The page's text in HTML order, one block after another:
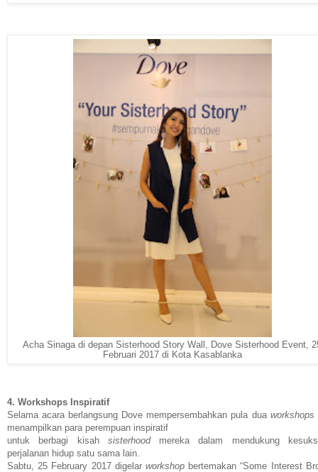
Acha Sinaga di depan Sisterhood Story Wall, Dove Sisterhood Event,
Februari 2017 di Kota Kasablanka
4. Workshops Inspiratif
Selama acara berlangsung Dove mempersembahkan pula dua workshops
menampilkan para perempuan inspiratif
untuk berbagi kisah sisterhood mereka dalam mendukung
perjalanan hidup satu sama lain.
Sabtu, 25 February 2017 digelar workshop bertemakan “Some Interest